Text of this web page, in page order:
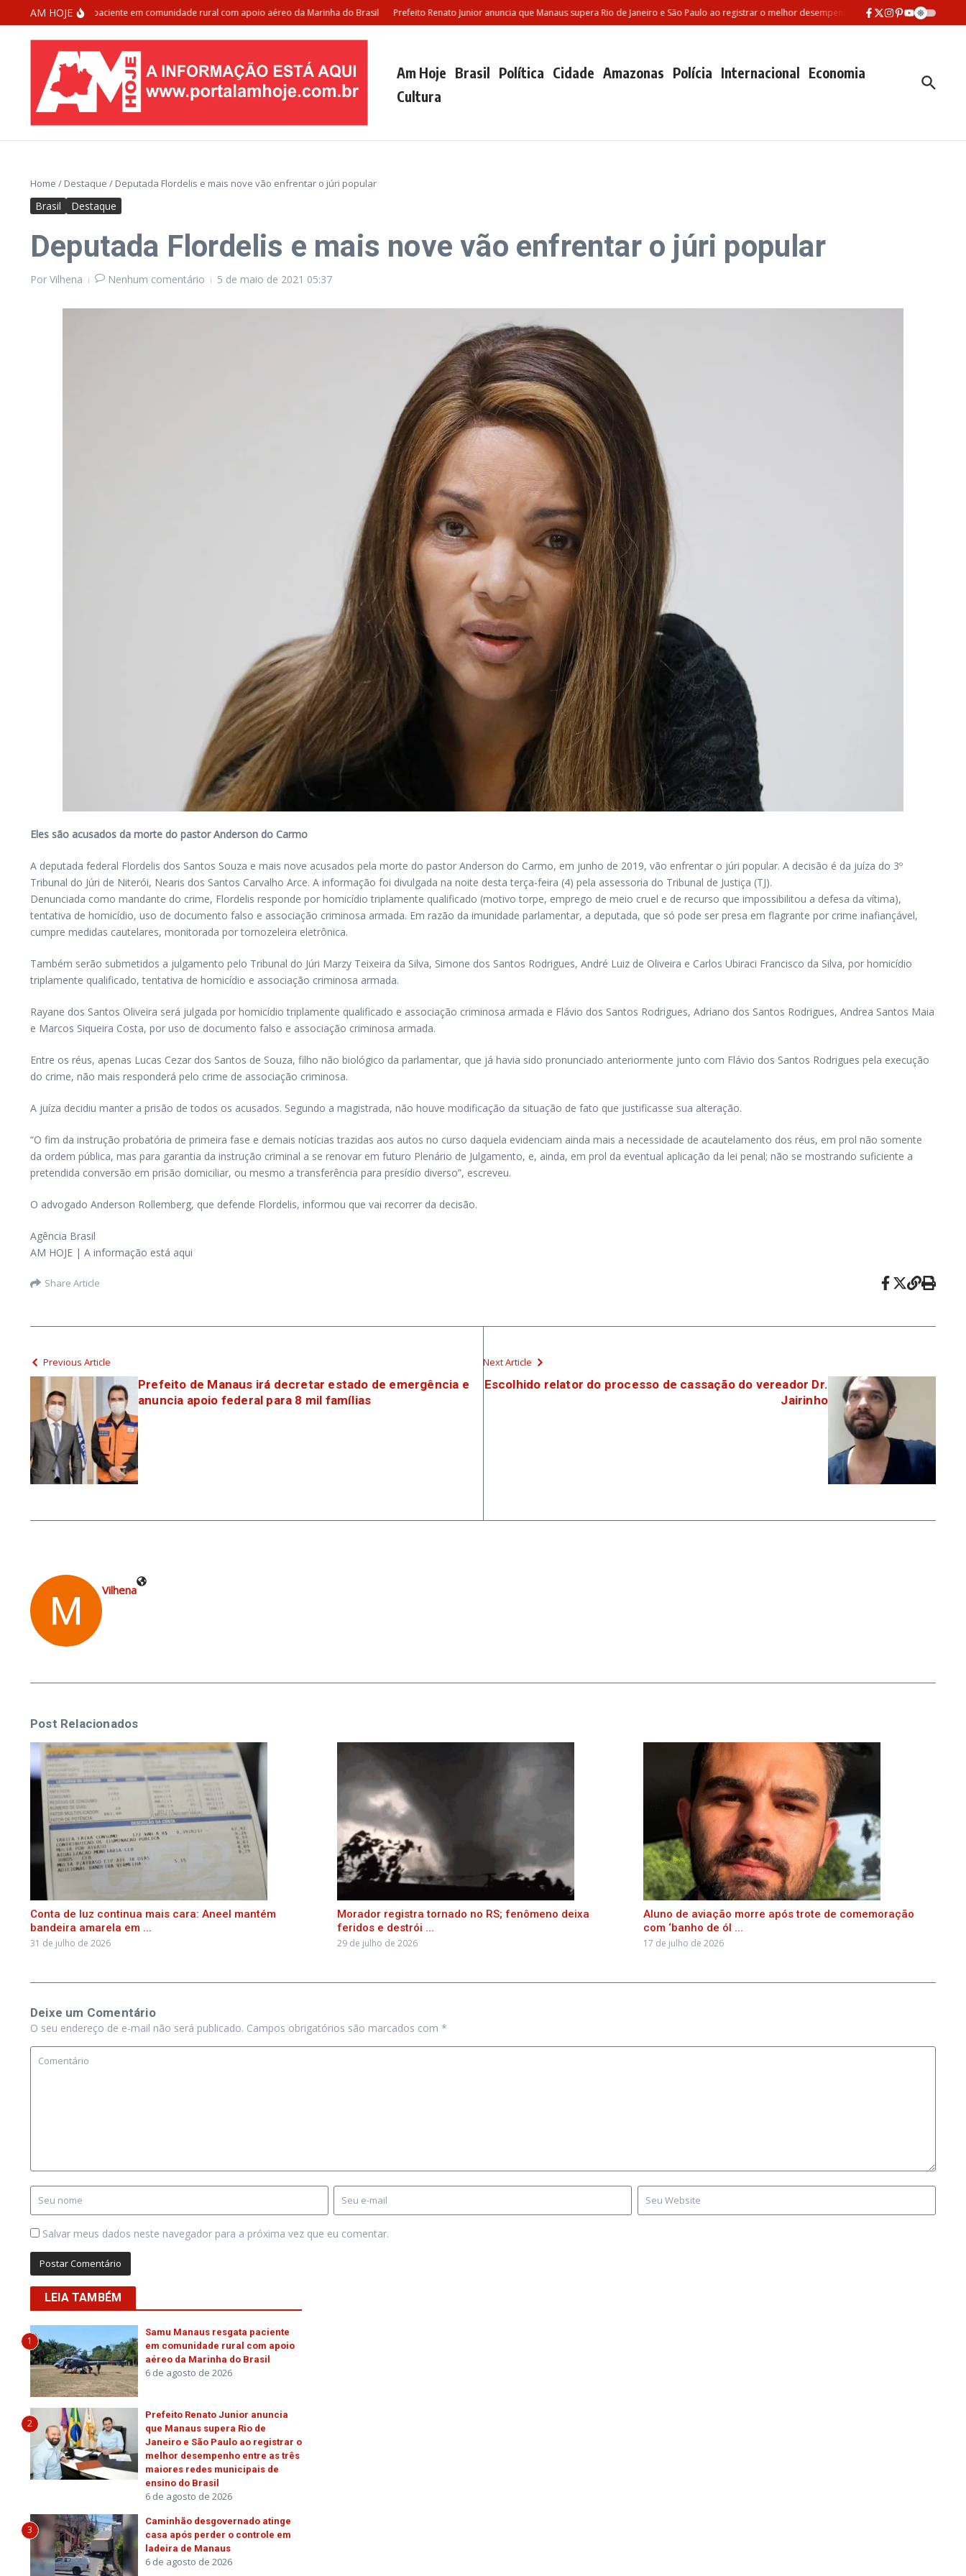
Ir para o conteúdo
AM HOJE
Manaus resgata paciente em comunidade rural com apoio aéreo da Marinha do Brasil Prefeito Renato Junior anuncia que Manaus supera Rio de Janeiro e São Paulo ao registrar o melhor desempenho entre as três maiores redes
Am Hoje Brasil Política Cidade Amazonas Polícia Internacional Economia
Cultura
Home / Destaque / Deputada Flordelis e mais nove vão enfrentar o júri popular
Brasil Destaque
Deputada Flordelis e mais nove vão enfrentar o júri popular
Por Vilhena Nenhum comentário 5 de maio de 2021 05:37
Eles são acusados da morte do pastor Anderson do Carmo
A deputada federal Flordelis dos Santos Souza e mais nove acusados pela morte do pastor Anderson do Carmo, em junho de 2019, vão enfrentar o júri popular. A decisão é da juíza do 3º
Tribunal do Júri de Niterói, Nearis dos Santos Carvalho Arce. A informação foi divulgada na noite desta terça-feira (4) pela assessoria do Tribunal de Justiça (TJ).
Denunciada como mandante do crime, Flordelis responde por homicídio triplamente qualificado (motivo torpe, emprego de meio cruel e de recurso que impossibilitou a defesa da vítima),
tentativa de homicídio, uso de documento falso e associação criminosa armada. Em razão da imunidade parlamentar, a deputada, que só pode ser presa em flagrante por crime inafiançável,
cumpre medidas cautelares, monitorada por tornozeleira eletrônica.
Também serão submetidos a julgamento pelo Tribunal do Júri Marzy Teixeira da Silva, Simone dos Santos Rodrigues, André Luiz de Oliveira e Carlos Ubiraci Francisco da Silva, por homicídio
triplamente qualificado, tentativa de homicídio e associação criminosa armada.
Rayane dos Santos Oliveira será julgada por homicídio triplamente qualificado e associação criminosa armada e Flávio dos Santos Rodrigues, Adriano dos Santos Rodrigues, Andrea Santos Maia
e Marcos Siqueira Costa, por uso de documento falso e associação criminosa armada.
Entre os réus, apenas Lucas Cezar dos Santos de Souza, filho não biológico da parlamentar, que já havia sido pronunciado anteriormente junto com Flávio dos Santos Rodrigues pela execução
do crime, não mais responderá pelo crime de associação criminosa.
A juíza decidiu manter a prisão de todos os acusados. Segundo a magistrada, não houve modificação da situação de fato que justificasse sua alteração.
“O fim da instrução probatória de primeira fase e demais notícias trazidas aos autos no curso daquela evidenciam ainda mais a necessidade de acautelamento dos réus, em prol não somente
da ordem pública, mas para garantia da instrução criminal a se renovar em futuro Plenário de Julgamento, e, ainda, em prol da eventual aplicação da lei penal; não se mostrando suficiente a
pretendida conversão em prisão domiciliar, ou mesmo a transferência para presídio diverso”, escreveu.
O advogado Anderson Rollemberg, que defende Flordelis, informou que vai recorrer da decisão.
Agência Brasil
AM HOJE | A informação está aqui
Share Article
Previous Article
Prefeito de Manaus irá decretar estado de emergência e
anuncia apoio federal para 8 mil famílias
Next Article
Escolhido relator do processo de cassação do vereador Dr.
Jairinho
Vilhena
Post Relacionados
Conta de luz continua mais cara: Aneel mantém
bandeira amarela em ...
31 de julho de 2026
Morador registra tornado no RS; fenômeno deixa
feridos e destrói ...
29 de julho de 2026
Aluno de aviação morre após trote de comemoração
com ‘banho de ól ...
17 de julho de 2026
Deixe um Comentário
O seu endereço de e-mail não será publicado. Campos obrigatórios são marcados com *
Salvar meus dados neste navegador para a próxima vez que eu comentar.
LEIA TAMBÉM
1
Samu Manaus resgata paciente
em comunidade rural com apoio
aéreo da Marinha do Brasil
6 de agosto de 2026
2
Prefeito Renato Junior anuncia
que Manaus supera Rio de
Janeiro e São Paulo ao registrar o
melhor desempenho entre as três
maiores redes municipais de
ensino do Brasil
6 de agosto de 2026
3
Caminhão desgovernado atinge
casa após perder o controle em
ladeira de Manaus
6 de agosto de 2026